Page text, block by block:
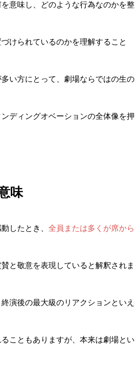
意味し、どのような行為なのかを整
けられているのかを理解すること
い方にとって、劇場ならではの生の
ディングオベーションの全体像を押
味
したとき、 全員または多くが席から
と敬意を表現していると解釈されま
演後の最大級のリアクションといえ
こともありますが、本来は劇場とい